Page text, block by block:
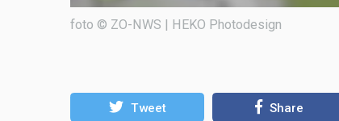
foto © ZO-NWS | HEKO Photodesign
Tweet Share